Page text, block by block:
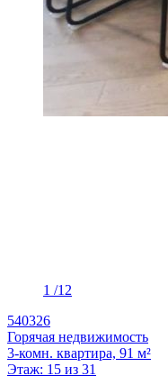
1 /12
540326
Горячая недвижимость
3-комн. квартира, 91 м²
Этаж: 15 из 31